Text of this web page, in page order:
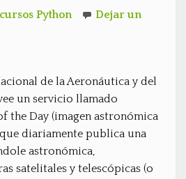
Python
Dejar un
de la Aeronáutica y del
un servicio llamado
the Day (imagen astronómica
diariamente publica una
astronómica,
satelitales y telescópicas (o